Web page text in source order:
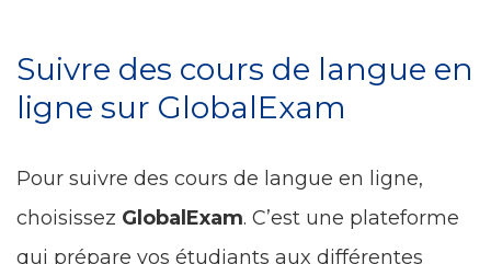
Suivre des cours de langue en
ligne sur GlobalExam
Pour suivre des cours de langue en ligne,
choisissez GlobalExam. C’est une plateforme
qui prépare vos étudiants aux différentes